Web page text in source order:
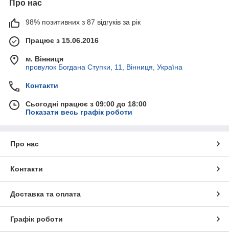
Про нас
98% позитивних з 87 відгуків за рік
Працює з 15.06.2016
м. Вінниця
провулок Богдана Ступки, 11, Вінниця, Україна
Контакти
Сьогодні працює з 09:00 до 18:00
Показати весь графік роботи
Про нас
Контакти
Доставка та оплата
Графік роботи